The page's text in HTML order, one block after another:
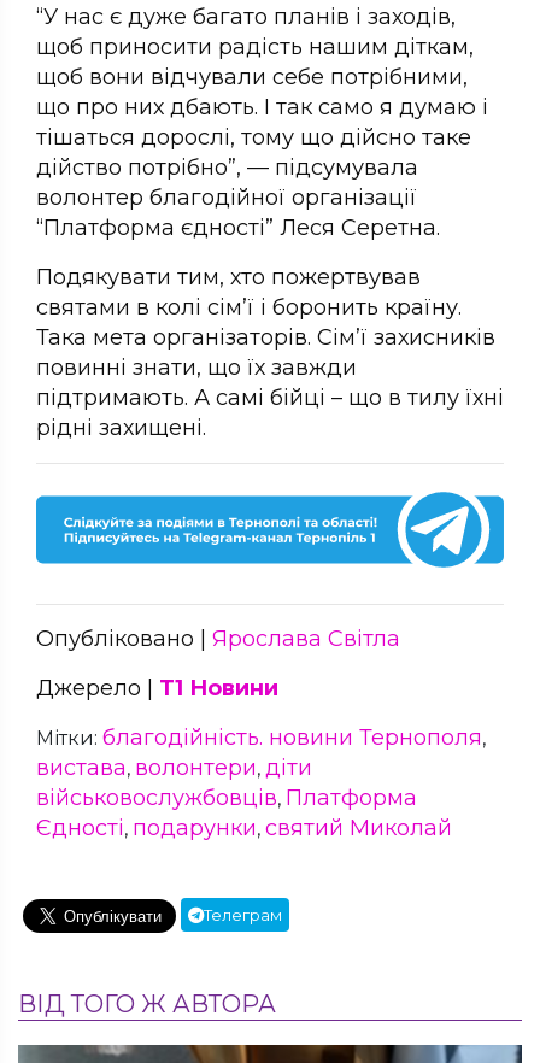
“У нас є дуже багато планів і заходів,
щоб приносити радість нашим діткам,
щоб вони відчували себе потрібними,
що про них дбають. І так само я думаю і
тішаться дорослі, тому що дійсно таке
дійство потрібно”, — підсумувала
волонтер благодійної організації
“Платформа єдності” Леся Серетна.
Подякувати тим, хто пожертвував
святами в колі сім’ї і боронить країну.
Така мета організаторів. Сім’ї захисників
повинні знати, що їх завжди
підтримають. А самі бійці – що в тилу їхні
рідні захищені.
Опубліковано | Ярослава Світла
Джерело | Т1 Новини
Мітки: благодійність. новини Тернополя,
вистава, волонтери, діти
військовослужбовців, Платформа
Єдності, подарунки, святий Миколай
Телеграм
ВІД ТОГО Ж АВТОРА